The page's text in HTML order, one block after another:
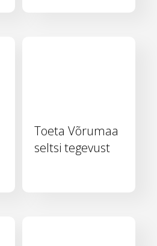
Toeta Võrumaa
seltsi tegevust